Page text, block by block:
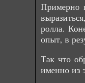
Примерно
ролла.
опыт, в
Так что
именно из